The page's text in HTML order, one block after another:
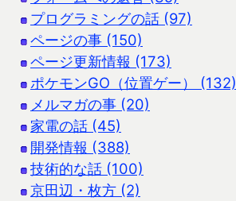
プログラミングの話 (97)
ページの事 (150)
ページ更新情報 (173)
ポケモンGO（位置ゲー） (132)
メルマガの事 (20)
家電の話 (45)
開発情報 (388)
技術的な話 (100)
京田辺・枚方 (2)